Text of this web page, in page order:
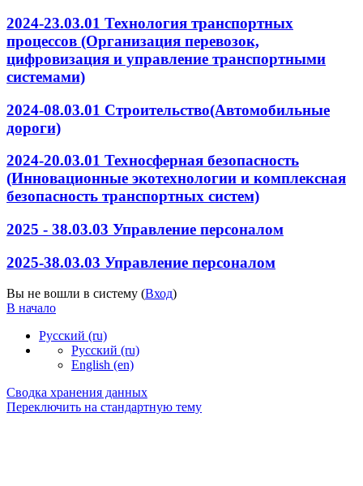
2024-23.03.01 Технология транспортных
процессов (Организация перевозок,
цифровизация и управление транспортными
системами)
2024-08.03.01 Строительство(Автомобильные
дороги)
2024-20.03.01 Техносферная безопасность
(Инновационные экотехнологии и комплексная
безопасность транспортных систем)
2025 - 38.03.03 Управление персоналом
2025-38.03.03 Управление персоналом
Вы не вошли в систему (Вход)
В начало
Русский ‎(ru)‎
Русский ‎(ru)‎
English ‎(en)‎
Сводка хранения данных
Переключить на стандартную тему